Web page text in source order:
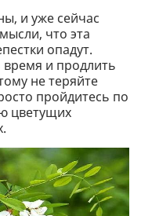
и уже сейчас
что эта
опадут.
время и продлить
не теряйте
пройдитесь по
цветущих